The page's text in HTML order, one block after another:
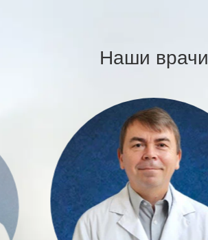
Наши врачи